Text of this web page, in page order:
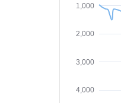
1,000
2,000
3,000
4,000